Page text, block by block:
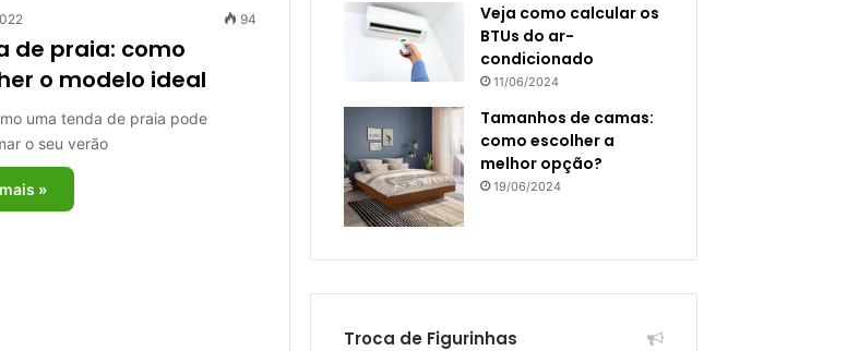
94
de praia: como
o modelo ideal
uma tenda de praia pode
o seu verão
»
Veja como calcular os
BTUs do ar-
condicionado
11/06/2024
Tamanhos de camas:
como escolher a
melhor opção?
19/06/2024
Troca de Figurinhas